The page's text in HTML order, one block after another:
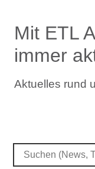
Mit ETL
immer
Aktuelles rund